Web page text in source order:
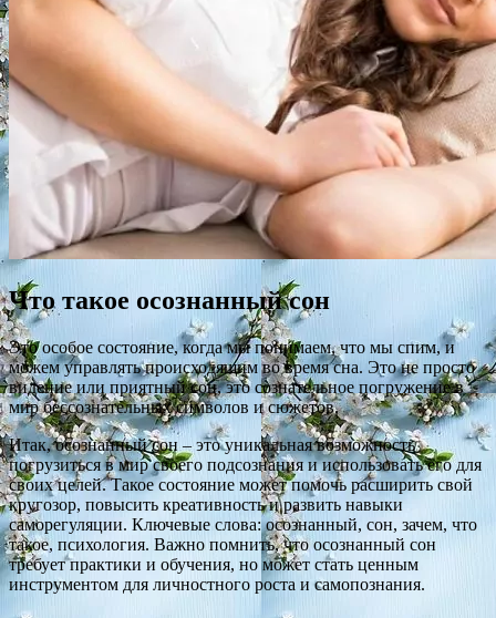
Что такое осознанный сон
Это особое состояние, когда мы понимаем, что мы спим, и
можем управлять происходящим во время сна. Это не просто
видение или приятный сон, это сознательное погружение в
мир бессознательных символов и сюжетов.
Итак, осознанный сон – это уникальная возможность
погрузиться в мир своего подсознания и использовать его для
своих целей. Такое состояние может помочь расширить свой
кругозор, повысить креативность и развить навыки
саморегуляции. Ключевые слова: осознанный, сон, зачем, что
такое, психология. Важно помнить, что осознанный сон
требует практики и обучения, но может стать ценным
инструментом для личностного роста и самопознания.